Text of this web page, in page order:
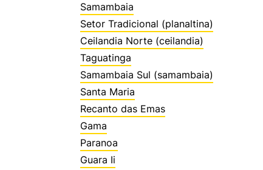
Samambaia
Setor Tradicional (planaltina)
Ceilandia Norte (ceilandia)
Taguatinga
Samambaia Sul (samambaia)
Santa Maria
Recanto das Emas
Gama
Paranoa
Guara Ii